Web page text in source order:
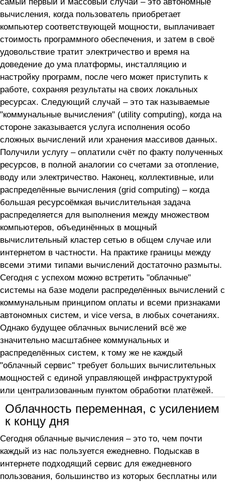
вычисления, когда пользователь приобретает
компьютер соответствующей мощности, выплачивает
стоимость программного обеспечения, и затем в своё
удовольствие тратит электричество и время на
доведение до ума платформы, инсталляцию и
настройку программ, после чего может приступить к
работе, сохраняя результаты на своих локальных
ресурсах. Следующий случай – это так называемые
"коммунальные вычисления" (utility computing), когда на
стороне заказывается услуга исполнения особо
сложных вычислений или хранения массивов данных.
Получили услугу – оплатили счёт по факту полученных
ресурсов, в полной аналогии со счетами за отопление,
воду или электричество. Наконец, коллективные, или
распределённые вычисления (grid computing) – когда
большая ресурсоёмкая вычислительная задача
распределяется для выполнения между множеством
компьютеров, объединённых в мощный
вычислительный кластер сетью в общем случае или
интернетом в частности. На практике границы между
всеми этими типами вычислений достаточно размыты.
Сегодня с успехом можно встретить "облачные"
системы на базе модели распределённых вычислений с
коммунальным принципом оплаты и всеми признаками
автономных систем, и vice versa, в любых сочетаниях.
Однако будущее облачных вычислений всё же
значительно масштабнее коммунальных и
распределённых систем, к тому же не каждый
"облачный сервис" требует больших вычислительных
мощностей с единой управляющей инфраструктурой
или централизованным пунктом обработки платёжей.
Облачность переменная, с усилением
к концу дня
Сегодня облачные вычисления – это то, чем почти
каждый из нас пользуется ежедневно. Подыскав в
интернете подходящий сервис для ежедневного
пользования, большинство из которых бесплатны или